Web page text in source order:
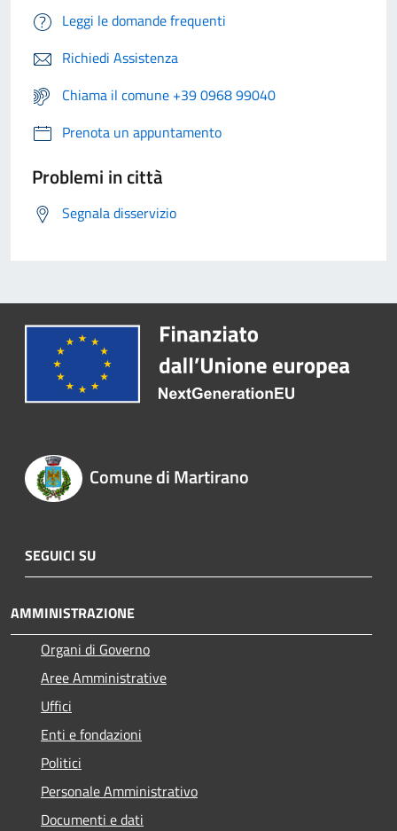
Leggi le domande frequenti
Richiedi Assistenza
Chiama il comune +39 0968 99040
Prenota un appuntamento
Problemi in città
Segnala disservizio
Comune di Martirano
SEGUICI SU
AMMINISTRAZIONE
Organi di Governo
Aree Amministrative
Uffici
Enti e fondazioni
Politici
Personale Amministrativo
Documenti e dati